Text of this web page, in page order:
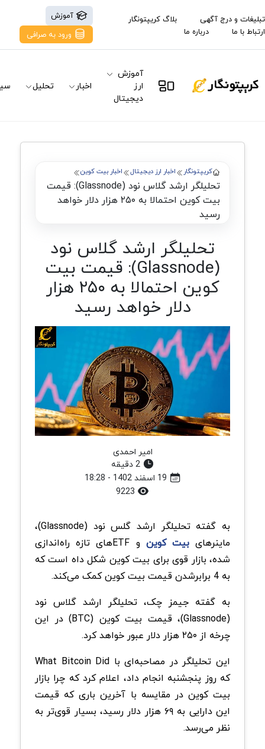
تبلیغات و درج آگهی
بلاگ کریپتونگار
ارتباط با ما
درباره ما
آموزش
ورود به صرافی
آموزش
ارز
دیجیتال
اخبار تحلیل
کریپتونگار اخبار ارز دیجیتال اخبار بیت کوین
تحلیلگر ارشد گلاس نود (Glassnode): قیمت
بیت کوین احتمالا به ۲۵۰ هزار دلار خواهد
رسید
تحلیلگر ارشد گلاس نود
(Glassnode): قیمت بیت
کوین احتمالا به ۲۵۰ هزار
دلار خواهد رسید
امیر احمدی
2 دقیقه
به گفته تحلیلگر ارشد گلس نود (Glassnode)،
ماینرهایبیت کوین
و ETFهای تازه راه‌اندازی
شده، بازار قوی برای بیت کوین شکل داه است که
به 4 برابرشدن قیمت بیت کوین کمک می‌کند.
به گفته جیمز چک، تحلیلگر ارشد گلاس نود
(Glassnode)، قیمت بیت کوین (BTC) در این
چرخه از ۲۵۰ هزار دلار عبور خواهد کرد.
این تحلیلگر در مصاحبه‌ای با What Bitcoin Did
که روز پنجشنبه انجام داد، اعلام کرد که چرا بازار
بیت کوین در مقایسه با آخرین باری که قیمت
این دارایی به ۶۹ هزار دلار رسید، بسیار قوی‌تر به
نظر می‌رسد.